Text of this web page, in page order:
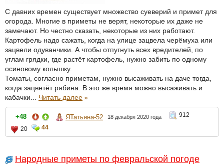
С давних времен существует множество суеверий и примет для
огорода. Многие в приметы не верят, некоторые их даже не
замечают. Но честно сказать, некоторые из них работают.
Картофель надо сажать, когда на улице зацвела черёмуха или
зацвели одуванчики. А чтобы отпугнуть всех вредителей, по
углам грядки, где растёт картофель, нужно забить по одному
осиновому колышку.
Томаты, согласно приметам, нужно высаживать на даче тогда,
когда зацветёт рябина. В это же время можно высаживать и
кабачки... Читать далее»
+48 ЯТатьяна-52 18 декабря 2020 года
912
20
44
Народные приметы по февральской погоде